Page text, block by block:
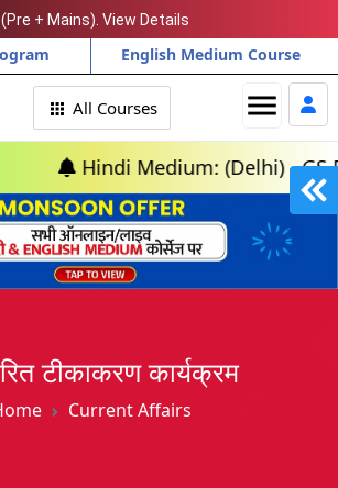
+ Mains). View Details
English Medium Course
menu
All Courses
Medium: (Delhi) - GS
टीकाकरण कार्यक्रम
Current Affairs